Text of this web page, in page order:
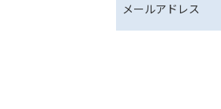
メールアドレス